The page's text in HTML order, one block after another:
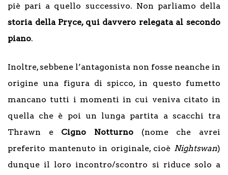
piè pari a quello successivo. Non parliamo della
storia della Pryce, qui davvero relegata al secondo
piano.
Inoltre, sebbene l’antagonista non fosse neanche in
origine una figura di spicco, in questo fumetto
mancano tutti i momenti in cui veniva citato in
quella che è poi un lunga partita a scacchi tra
Thrawn e Cigno Notturno (nome che avrei
preferito mantenuto in originale, cioè Nightswan)
dunque il loro incontro/scontro si riduce solo a